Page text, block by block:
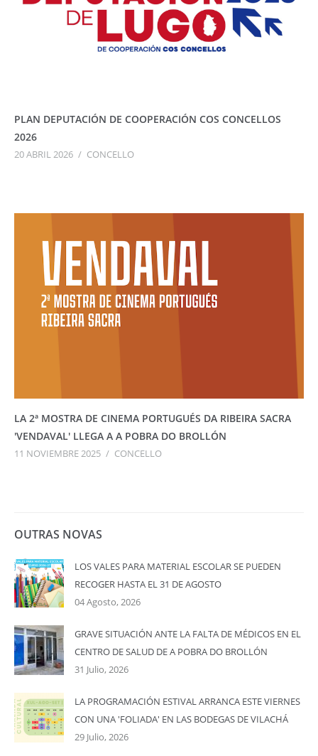
PLAN DEPUTACIÓN DE COOPERACIÓN COS CONCELLOS
2026
20 ABRIL 2026 / CONCELLO
LA 2ª MOSTRA DE CINEMA PORTUGUÉS DA RIBEIRA SACRA
'VENDAVAL' LLEGA A A POBRA DO BROLLÓN
11 NOVIEMBRE 2025 / CONCELLO
OUTRAS NOVAS
LOS VALES PARA MATERIAL ESCOLAR SE PUEDEN
RECOGER HASTA EL 31 DE AGOSTO
04 Agosto, 2026
GRAVE SITUACIÓN ANTE LA FALTA DE MÉDICOS EN EL
CENTRO DE SALUD DE A POBRA DO BROLLÓN
31 Julio, 2026
LA PROGRAMACIÓN ESTIVAL ARRANCA ESTE VIERNES
CON UNA 'FOLIADA' EN LAS BODEGAS DE VILACHÁ
29 Julio, 2026